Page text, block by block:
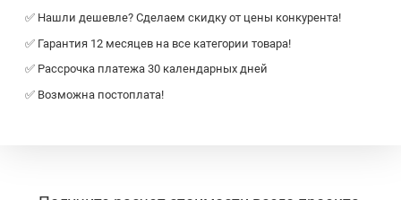
✅ Нашли дешевле? Сделаем скидку от цены конкурента!
✅ Гарантия 12 месяцев на все категории товара!
✅ Рассрочка платежа 30 календарных дней
✅ Возможна постоплата!